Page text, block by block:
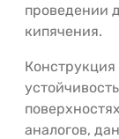
проведении
кипячения.
аналогов,